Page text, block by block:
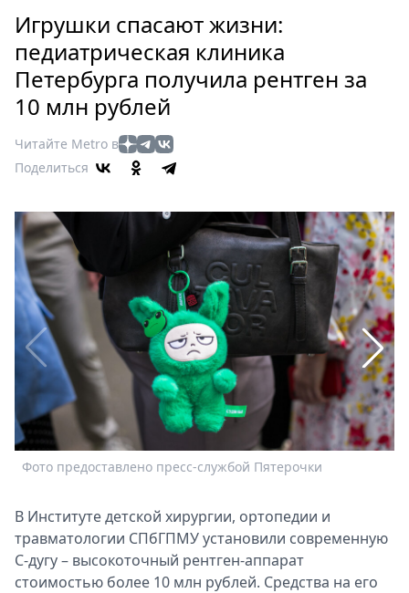
Россия
Мир
Здоровье
Еда
Туризм
Мода
Театр
Афиша
Выставки
Пресс-
релизы
О
Metro
Стримы
Спецпроекты
Звезды
Выборы
Скачай
Metro
Игрушки спасают жизни:
педиатрическая клиника
Петербурга получила рентген за
10 млн рублей
Читайте Metro в
Поделиться
Фото предоставлено пресс-службой Пятерочки
В Институте детской хирургии, ортопедии и
травматологии СПбГПМУ установили современную
С-дугу – высокоточный рентген-аппарат
стоимостью более 10 млн рублей. Средства на его